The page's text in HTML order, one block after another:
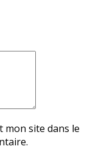
mon site dans le